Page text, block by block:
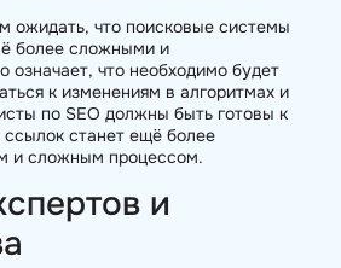
ожидать, что поисковые системы
более сложными и
означает, что необходимо будет
к изменениям в алгоритмах и
по SEO должны быть готовы к
станет ещё более
и сложным процессом.
и